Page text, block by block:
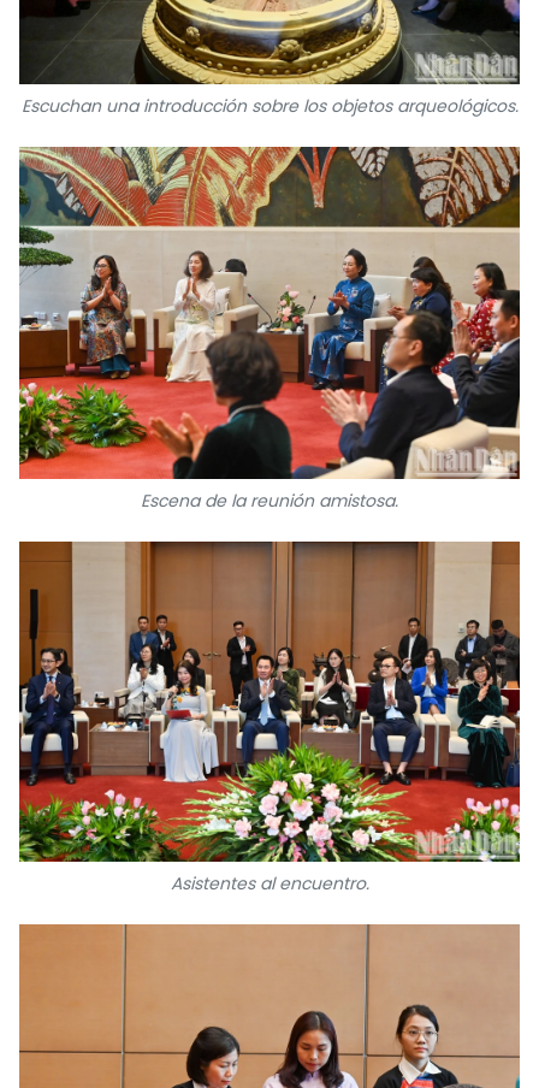
Escuchan una introducción sobre los objetos arqueológicos.
Escena de la reunión amistosa.
Asistentes al encuentro.